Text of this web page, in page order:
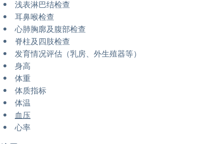
浅表淋巴结检查
耳鼻喉检查
心肺胸廓及腹部检查
脊柱及四肢检查
发育情况评估（乳房、外生殖器等）
身高
体重
体质指标
体温
血压
心率